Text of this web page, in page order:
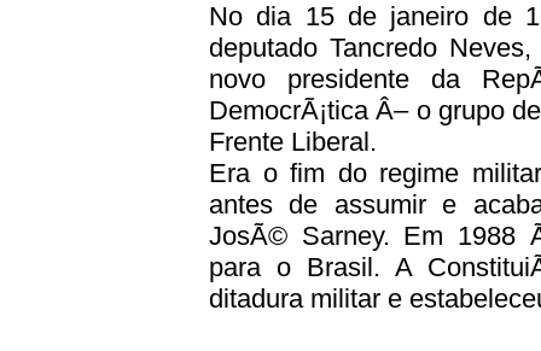
No dia 15 de janeiro de
deputado Tancredo
novo presidente da
DemocrÃ¡tica Â– o grupo
Frente Liberal.
Era o fim do regime
antes de assumir e
JosÃ© Sarney. Em 1988
para o Brasil. A
ditadura militar e